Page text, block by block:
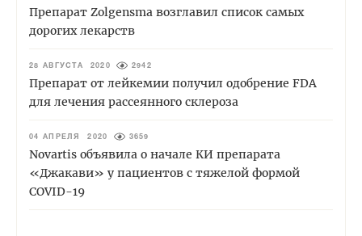
Препарат Zolgensma возглавил список самых
дорогих лекарств
28 АВГУСТА 2020 2942
Препарат от лейкемии получил одобрение FDA
для лечения рассеянного склероза
04 АПРЕЛЯ 2020 3659
Novartis объявила о начале КИ препарата
«Джакави» у пациентов с тяжелой формой
COVID-19